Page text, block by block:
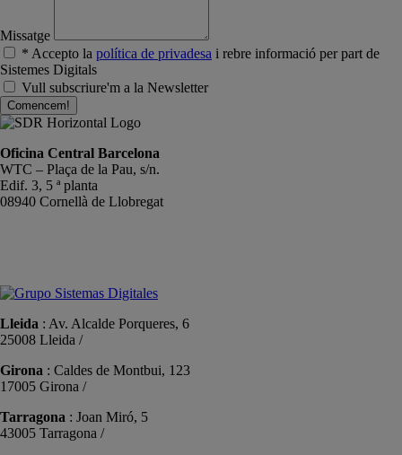
Missatge
* Accepto la política de privadesa i rebre informació per part de
Sistemes Digitals
Vull subscriure'm a la Newsletter
Comencem!
Oficina Central Barcelona
WTC – Plaça de la Pau, s/n.
Edif. 3, 5 ª planta
08940 Cornellà de Llobregat
Lleida : Av. Alcalde Porqueres, 6
25008 Lleida /
Girona : Caldes de Montbui, 123
17005 Girona /
Tarragona : Joan Miró, 5
43005 Tarragona /